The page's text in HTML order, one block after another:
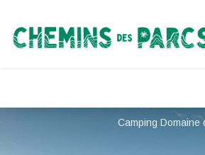
Chemins des Parcs